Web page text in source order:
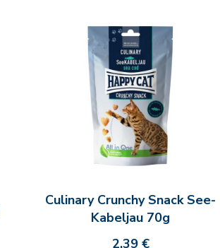
Culinary Crunchy Snack See-
Kabeljau 70g
2,39 €